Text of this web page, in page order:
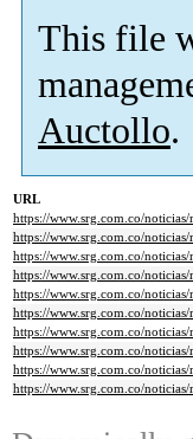
This file
Auctollo.
URL
https://www.srg.com.co/
https://www.srg.com.co/
https://www.srg.com.co/
https://www.srg.com.co/
https://www.srg.com.co/
https://www.srg.com.co/
https://www.srg.com.co/
https://www.srg.com.co/
https://www.srg.com.co/
https://www.srg.com.co/